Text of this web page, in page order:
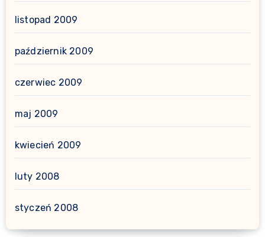
listopad 2009
październik 2009
czerwiec 2009
maj 2009
kwiecień 2009
luty 2008
styczeń 2008